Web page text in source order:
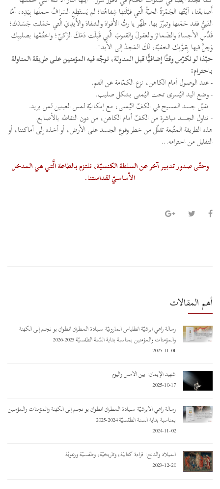
أَصابعُنا، أيَّتُها الجَمْرَةُ الحيّةُ الّتي قبَّلَتها شِفاهُنا؛ لم يَستَطِعِ السَرافُ حملَها بِيَدِه، أمّا
النَبيُّ فقد حَمَلها وتبرّرَ بها. طَهِّر يا ربُّ الأفواهَ والشفاهَ والأيدِيَ الّتي حَمَلت جَسَدَك؛
قَدِّسِ الأجسادَ والضَمائرَ والعقولَ والقلوبَ الّتي قَبِلَت دَمَكَ الزَكيّ؛ واختُمْها بصليبِك
وَحِلَّ فيها بِقوَّتِك الخفيّة، لَكَ المَجدُ إلى الأَبد".
حبّذا لو نكرّس وقتًا إضافيًّا قبل المناولة، نوجّه فيه المؤمنين على طريقة المناولة
باحترام:
- عند الوصول أمام الكاهن، نزع الكمّامة عن الفم.
- وضع اليد اليُسرى تحت اليُمنى بشكل صليب.
- تقبّل جسد المسيح في الكفّ اليُمنى، مع إمكانيّة لمس العينين لمن يريد.
- تناول الجسد مباشرة من الكفّ أمام الكاهن، من دون التقاطه بالأصابع.
هذه الطريقة المتّبعة تقلّل من خطر وقوع الجسد على الأرض، أو أخذه إلى أماكننا، أو
التقليل من احترامه...
وحتّى صدور تدبير آخر عن السلطة الكنسيّة، نلتزم بالطاعة الَّتي هي المدخل
الأساسيّ لقداستنا.
أهم المقالات
رسالة راعي أبرشيّة أنطلياس المارونيّة ســـيـادة المـطـران أنـطـوان بو نـجـم إلى الكهنة
والمؤمنات والمؤمنين بمناسبة بداية السّنة الطقسيّة 2025-2026
2025-11-01
شهيد الإيمان: بين الأمس واليوم
2025-10-17
رسالة راعي الأبرشيّة ســـيـادة المـطـران أنـطـوان بو نـجـم إلى الكهنة والمؤمنات والمؤمنين
بمناسبة بداية السنة الطقسيّة 2024-2025
2024-11-02
الميلاد والدنح: قراءة كتابيّة، وتاريخيّة، وطقسيّة ورعويّة
2023-12-20